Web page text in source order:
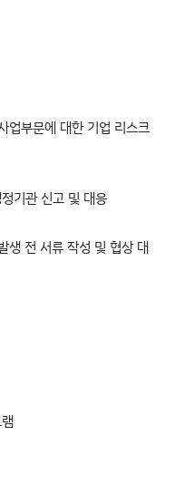
업부문에 대한 기업 리스크
기관 신고 및 대응
생 전 서류 작성 및 협상 대